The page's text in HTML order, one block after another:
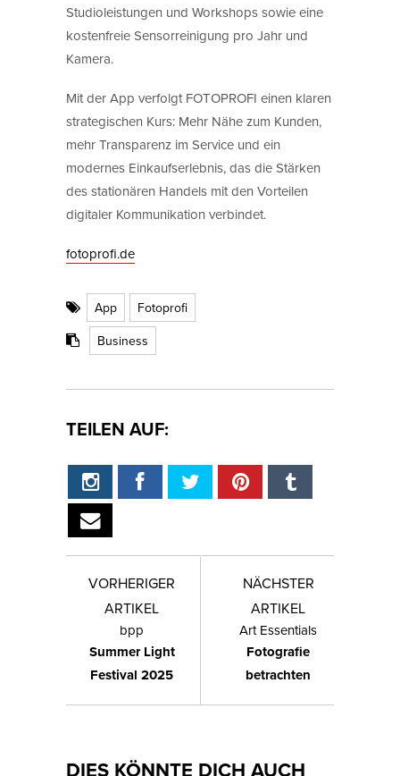
Studioleistungen und Workshops sowie eine
kostenfreie Sensorreinigung pro Jahr und
Kamera.
Mit der App verfolgt FOTOPROFI einen klaren
strategischen Kurs: Mehr Nähe zum Kunden,
mehr Transparenz im Service und ein
modernes Einkaufserlebnis, das die Stärken
des stationären Handels mit den Vorteilen
digitaler Kommunikation verbindet.
fotoprofi.de
App
Fotoprofi
Business
TEILEN AUF:
VORHERIGER
ARTIKEL
bpp
Summer Light
Festival 2025
NÄCHSTER
ARTIKEL
Art Essentials
Fotografie
betrachten
DIES KÖNNTE DICH AUCH